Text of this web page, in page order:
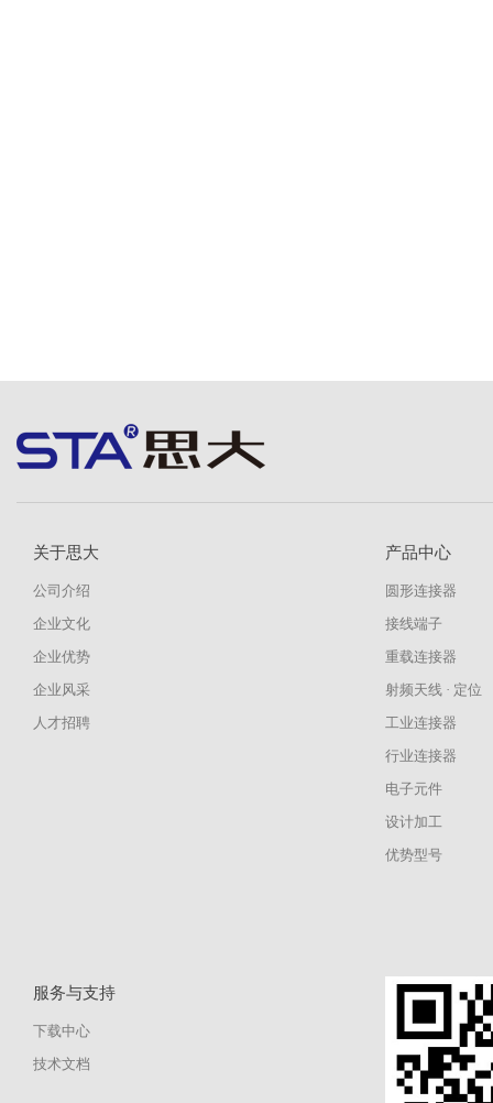
关于思大
公司介绍
企业文化
企业优势
企业风采
人才招聘
产品中心
圆形连接器
接线端子
重载连接器
射频天线 · 定位
工业连接器
行业连接器
电子元件
设计加工
优势型号
服务与支持
下载中心
技术文档